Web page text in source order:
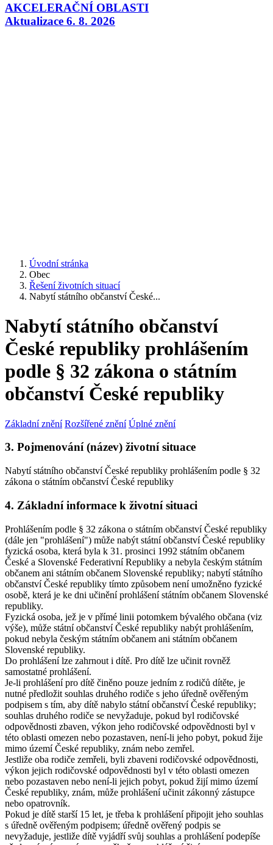
AKCELERAČNÍ OBLASTI
Aktualizace 6. 8. 2026
Úvodní stránka
Obec
Řešení životních situací
Nabytí státního občanství České...
Nabytí státního občanství
České republiky prohlášením
podle § 32 zákona o státním
občanství České republiky
Základní znění Rozšířené znění Úplné znění
3. Pojmenování (název) životní situace
Nabytí státního občanství České republiky prohlášením podle § 32
zákona o státním občanství České republiky
4. Základní informace k životní situaci
Prohlášením podle § 32 zákona o státním občanství České republiky
(dále jen "prohlášení") může nabýt státní občanství České republiky
fyzická osoba, která byla k 31. prosinci 1992 státním občanem
České a Slovenské Federativní Republiky a nebyla českým státním
občanem ani státním občanem Slovenské republiky; nabytí státního
občanství České republiky tímto způsobem není umožněno fyzické
osobě, která je ke dni učinění prohlášení státním občanem Slovenské
republiky.
Fyzická osoba, jež je v přímé linii potomkem bývalého občana (viz
výše), může státní občanství České republiky nabýt prohlášením,
pokud nebyla českým státním občanem ani státním občanem
Slovenské republiky.
Do prohlášení lze zahrnout i dítě. Pro dítě lze učinit rovněž
samostatné prohlášení.
Je-li prohlášení pro dítě činěno pouze jedním z rodičů dítěte, je
nutné předložit souhlas druhého rodiče s jeho úředně ověřeným
podpisem s tím, aby dítě nabylo státní občanství České republiky;
souhlas druhého rodiče se nevyžaduje, pokud byl rodičovské
odpovědnosti zbaven, výkon jeho rodičovské odpovědnosti byl v
této oblasti omezen nebo pozastaven, není-li jeho pobyt, pokud žije
mimo území České republiky, znám nebo zemřel.
Jestliže oba rodiče zemřeli, byli zbaveni rodičovské odpovědnosti,
výkon jejich rodičovské odpovědnosti byl v této oblasti omezen
nebo pozastaven nebo není-li jejich pobyt, pokud žijí mimo území
České republiky, znám, může prohlášení učinit zákonný zástupce
nebo opatrovník.
Pokud je dítě starší 15 let, je třeba k prohlášení připojit jeho souhlas
s úředně ověřeným podpisem; úředně ověřený podpis se
nevyžaduje, jestliže dítě vyjádří svůj souhlas a prohlášení podepíše